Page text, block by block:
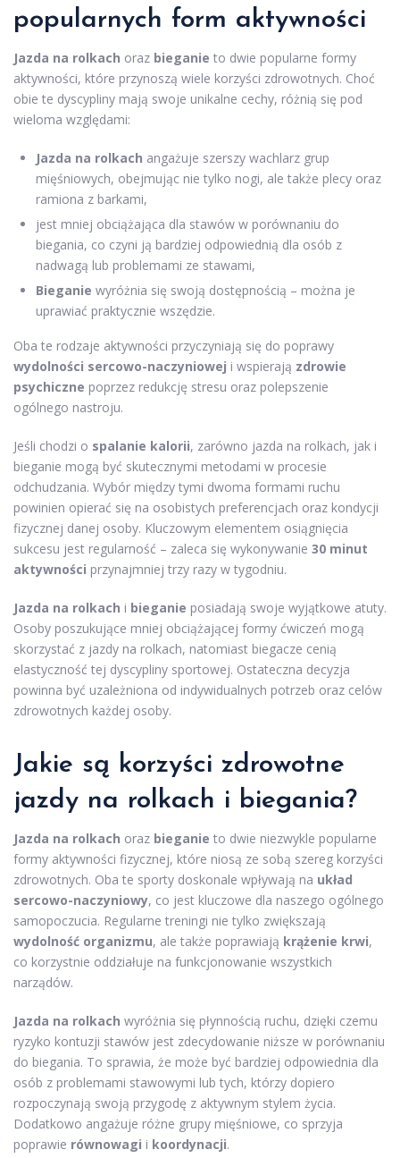
popularnych form aktywności
Jazda na rolkach oraz bieganie to dwie popularne formy
aktywności, które przynoszą wiele korzyści zdrowotnych. Choć
obie te dyscypliny mają swoje unikalne cechy, różnią się pod
wieloma względami:
Jazda na rolkach angażuje szerszy wachlarz grup
mięśniowych, obejmując nie tylko nogi, ale także plecy oraz
ramiona z barkami,
jest mniej obciążająca dla stawów w porównaniu do
biegania, co czyni ją bardziej odpowiednią dla osób z
nadwagą lub problemami ze stawami,
Bieganie wyróżnia się swoją dostępnością – można je
uprawiać praktycznie wszędzie.
Oba te rodzaje aktywności przyczyniają się do poprawy
wydolności sercowo-naczyniowej i wspierają zdrowie
psychiczne poprzez redukcję stresu oraz polepszenie
ogólnego nastroju.
Jeśli chodzi o spalanie kalorii, zarówno jazda na rolkach, jak i
bieganie mogą być skutecznymi metodami w procesie
odchudzania. Wybór między tymi dwoma formami ruchu
powinien opierać się na osobistych preferencjach oraz kondycji
fizycznej danej osoby. Kluczowym elementem osiągnięcia
sukcesu jest regularność – zaleca się wykonywanie 30 minut
aktywności przynajmniej trzy razy w tygodniu.
Jazda na rolkach i bieganie posiadają swoje wyjątkowe atuty.
Osoby poszukujące mniej obciążającej formy ćwiczeń mogą
skorzystać z jazdy na rolkach, natomiast biegacze cenią
elastyczność tej dyscypliny sportowej. Ostateczna decyzja
powinna być uzależniona od indywidualnych potrzeb oraz celów
zdrowotnych każdej osoby.
Jakie są korzyści zdrowotne
jazdy na rolkach i biegania?
Jazda na rolkach oraz bieganie to dwie niezwykle popularne
formy aktywności fizycznej, które niosą ze sobą szereg korzyści
zdrowotnych. Oba te sporty doskonale wpływają na układ
sercowo-naczyniowy, co jest kluczowe dla naszego ogólnego
samopoczucia. Regularne treningi nie tylko zwiększają
wydolność organizmu, ale także poprawiają krążenie krwi,
co korzystnie oddziałuje na funkcjonowanie wszystkich
narządów.
Jazda na rolkach wyróżnia się płynnością ruchu, dzięki czemu
ryzyko kontuzji stawów jest zdecydowanie niższe w porównaniu
do biegania. To sprawia, że może być bardziej odpowiednia dla
osób z problemami stawowymi lub tych, którzy dopiero
rozpoczynają swoją przygodę z aktywnym stylem życia.
Dodatkowo angażuje różne grupy mięśniowe, co sprzyja
poprawie równowagi i koordynacji.